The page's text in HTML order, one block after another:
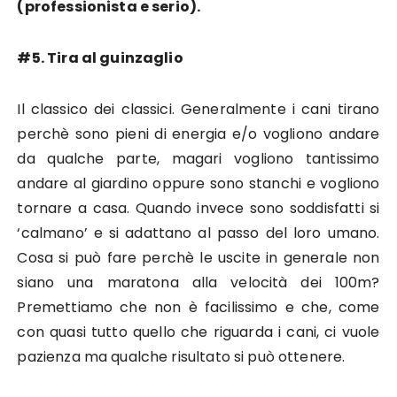
(professionista e serio).
#5. Tira al guinzaglio
Il classico dei classici. Generalmente i cani tirano
perchè sono pieni di energia e/o vogliono andare
da qualche parte, magari vogliono tantissimo
andare al giardino oppure sono stanchi e vogliono
tornare a casa. Quando invece sono soddisfatti si
‘calmano’ e si adattano al passo del loro umano.
Cosa si può fare perchè le uscite in generale non
siano una maratona alla velocità dei 100m?
Premettiamo che non è facilissimo e che, come
con quasi tutto quello che riguarda i cani, ci vuole
pazienza ma qualche risultato si può ottenere.